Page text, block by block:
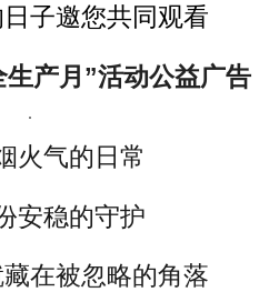
子邀您共同观看
生产月”活动公益广告
火气的日常
安稳的守护
在被忽略的角落